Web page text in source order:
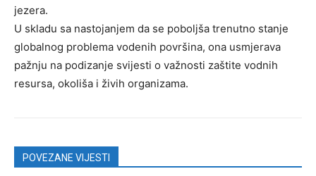
jezera.
U skladu sa nastojanjem da se poboljša trenutno stanje
globalnog problema vodenih površina, ona usmjerava
pažnju na podizanje svijesti o važnosti zaštite vodnih
resursa, okoliša i živih organizama.
POVEZANE VIJESTI